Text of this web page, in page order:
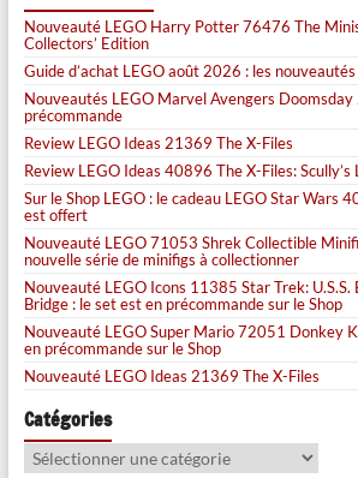
Nouveauté LEGO Harry Potter 76476 The
Collectors’ Edition
Guide d’achat LEGO août 2026 : les
Nouveautés LEGO Marvel Avengers
précommande
Review LEGO Ideas 21369 The X-Files
Review LEGO Ideas 40896 The X-Files: Scully’s
Sur le Shop LEGO : le cadeau LEGO Star Wars
est offert
Nouveauté LEGO 71053 Shrek Collectible
nouvelle série de minifigs à collectionner
Nouveauté LEGO Icons 11385 Star Trek:
Bridge : le set est en précommande sur le Shop
Nouveauté LEGO Super Mario 72051 Donkey
en précommande sur le Shop
Nouveauté LEGO Ideas 21369 The X-Files
Catégories
Catégories